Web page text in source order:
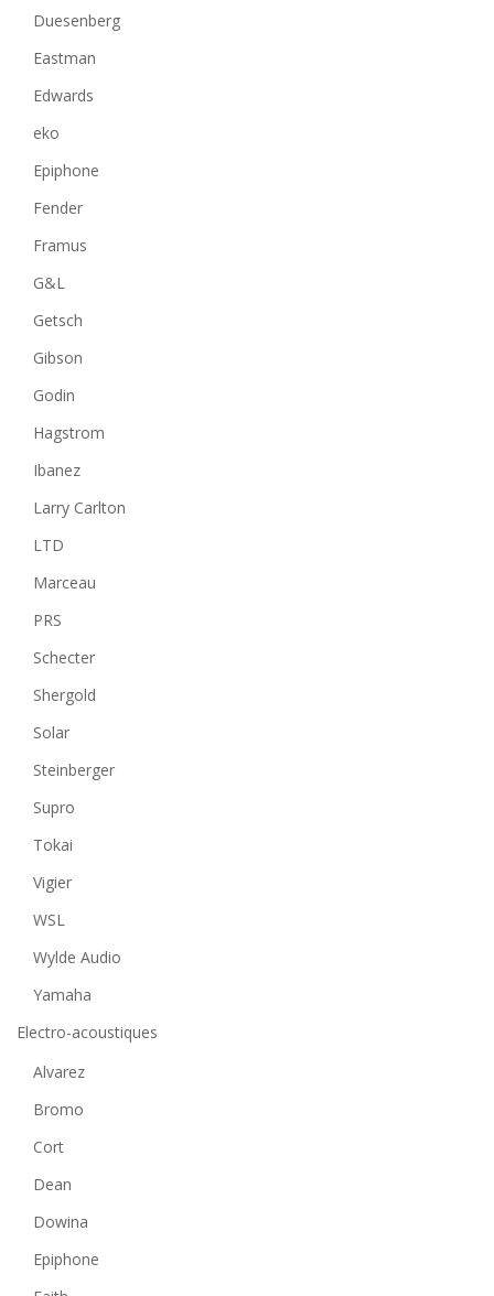
Duesenberg
Eastman
Edwards
eko
Epiphone
Fender
Framus
G&L
Getsch
Gibson
Godin
Hagstrom
Ibanez
Larry Carlton
LTD
Marceau
PRS
Schecter
Shergold
Solar
Steinberger
Supro
Tokai
Vigier
WSL
Wylde Audio
Yamaha
Electro-acoustiques
Alvarez
Bromo
Cort
Dean
Dowina
Epiphone